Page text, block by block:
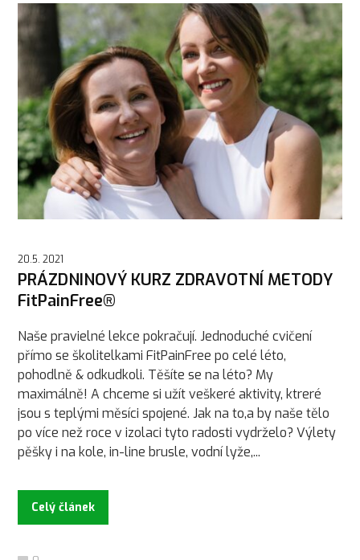
20.5. 2021
PRÁZDNINOVÝ KURZ ZDRAVOTNÍ METODY
FitPainFree®
Naše pravielné lekce pokračují. Jednoduché cvičení
přímo se školitelkami FitPainFree po celé léto,
pohodlně & odkudkoli. Těšíte se na léto? My
maximálně! A chceme si užít veškeré aktivity, ktreré
jsou s teplými měsíci spojené. Jak na to,a by naše tělo
po více než roce v izolaci tyto radosti vydrželo? Výlety
pěšky i na kole, in-line brusle, vodní lyže,...
Celý článek